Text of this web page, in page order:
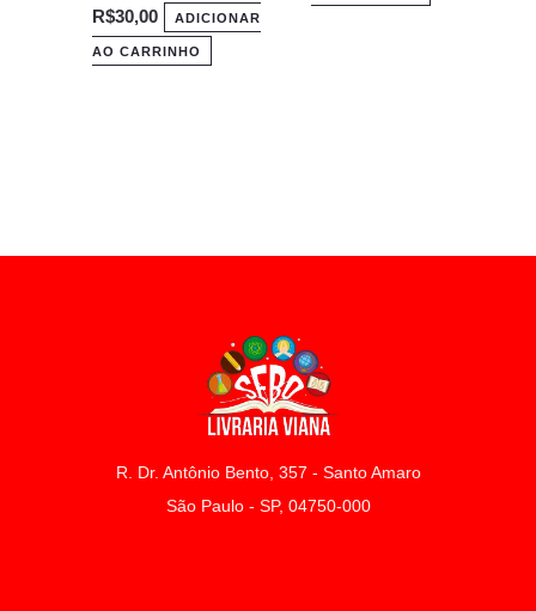
R$30,00 ADICIONAR
AO CARRINHO
R. Dr. Antônio Bento, 357 - Santo Amaro
São Paulo - SP, 04750-000